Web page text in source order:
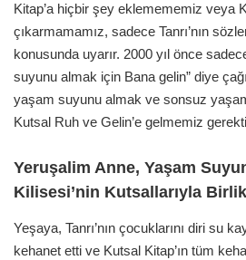
Kitap’a hiçbir şey eklemememiz veya
çıkarmamamız, sadece Tanrı’nın
konusunda uyarır. 2000 yıl önce
suyunu almak için Bana gelin” diye
yaşam suyunu almak ve sonsuz
Kutsal Ruh ve Gelin’e gelmemiz
Yeruşalim Anne, Yaşam
Kilisesi’nin Kutsallarıyla
Yeşaya, Tanrı’nın çocuklarını diri su
kehanet etti ve Kutsal Kitap’ın tüm